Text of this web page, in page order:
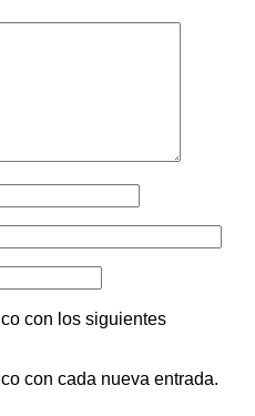
con los siguientes
con cada nueva entrada.